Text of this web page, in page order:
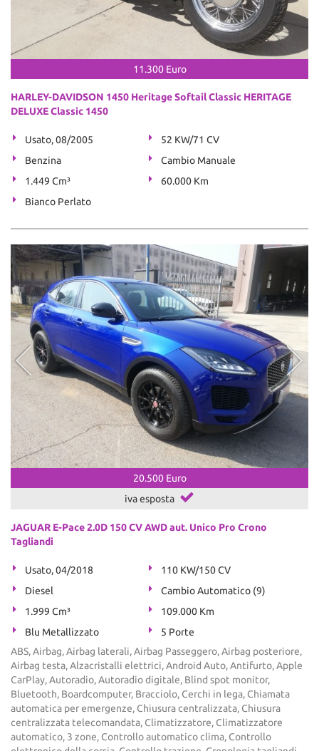
11.300 Euro
HARLEY-DAVIDSON 1450 Heritage Softail Classic HERITAGE
DELUXE Classic 1450
Usato, 08/2005
52 KW/71 CV
Benzina
Cambio Manuale
1.449 Cm³
60.000 Km
Bianco Perlato
20.500 Euro
iva esposta
JAGUAR E-Pace 2.0D 150 CV AWD aut. Unico Pro Crono
Tagliandi
Usato, 04/2018
110 KW/150 CV
Diesel
Cambio Automatico (9)
1.999 Cm³
109.000 Km
Blu Metallizzato
5 Porte
ABS, Airbag, Airbag laterali, Airbag Passeggero, Airbag posteriore,
Airbag testa, Alzacristalli elettrici, Android Auto, Antifurto, Apple
CarPlay, Autoradio, Autoradio digitale, Blind spot monitor,
Bluetooth, Boardcomputer, Bracciolo, Cerchi in lega, Chiamata
automatica per emergenze, Chiusura centralizzata, Chiusura
centralizzata telecomandata, Climatizzatore, Climatizzatore
automatico, 3 zone, Controllo automatico clima, Controllo